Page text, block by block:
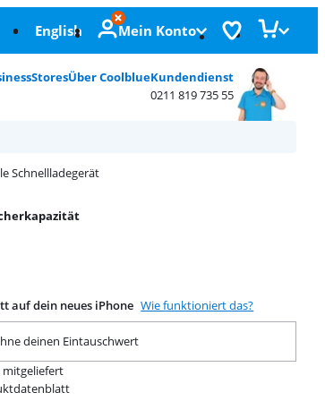
English Mein Konto
StoresÜber CoolblueKundendienst
0211 819 735 55
Schnellladegerät
auf dein neues iPhone Wie funktioniert das?
deinen Eintauschwert
mitgeliefert